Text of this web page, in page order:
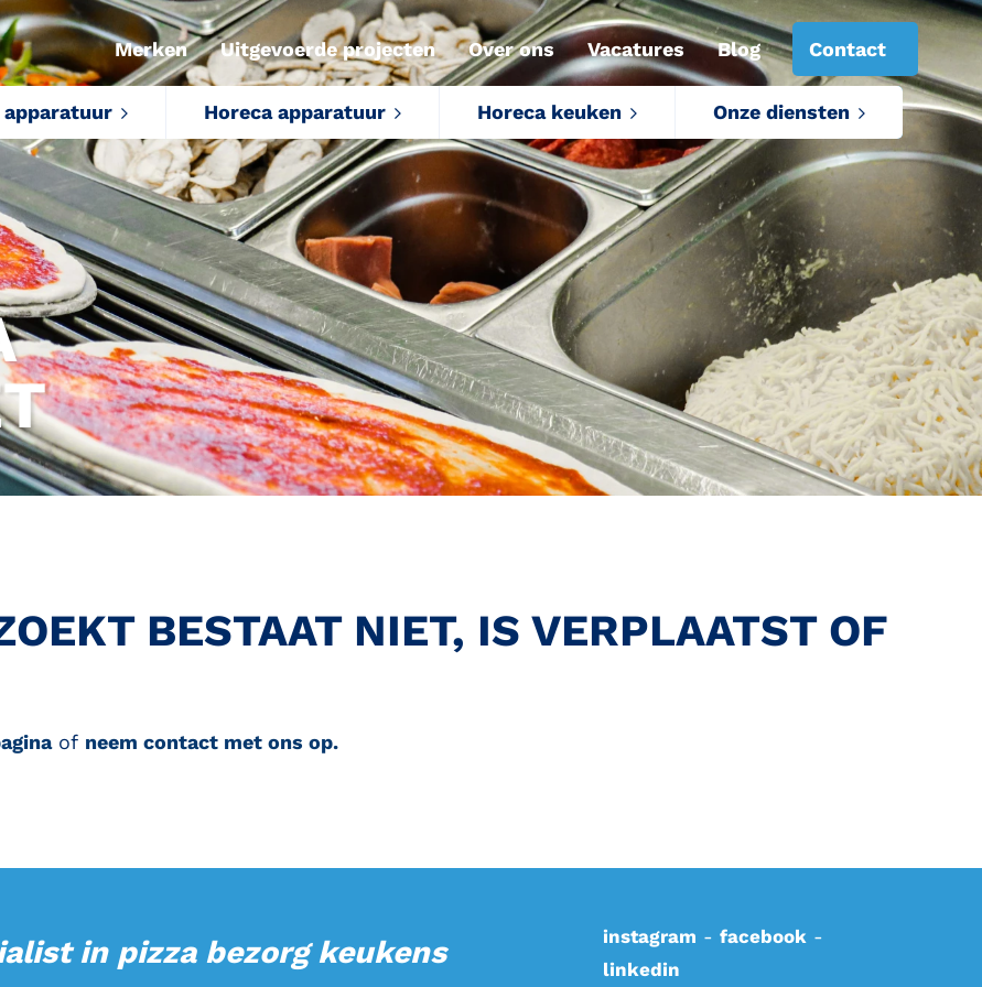
Merken Uitgevoerde projecten Over ons Vacatures Blog Contact
apparatuur Horeca apparatuur Horeca keuken Onze diensten
BESTAAT NIET, IS VERPLAATST OF
of neem contact met ons op.
in pizza bezorg keukens instagram -facebook -
linkedin